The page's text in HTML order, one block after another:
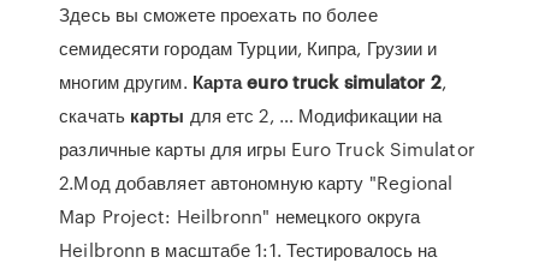
Здесь вы сможете проехать по более
семидесяти городам Турции, Кипра, Грузии и
многим другим. Картаeuro truck simulator 2,
скачать карты для етс 2, … Модификации на
различные карты для игры Euro Truck Simulator
2.Мод добавляет автономную карту "Regional
Map Project: Heilbronn" немецкого округа
Heilbronn в масштабе 1:1. Тестировалось на